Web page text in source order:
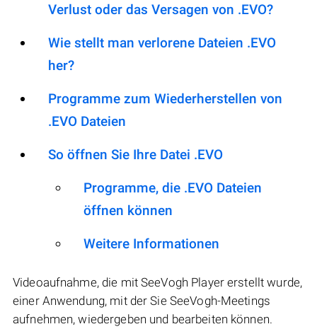
Verlust oder das Versagen von .EVO?
Wie stellt man verlorene Dateien .EVO
her?
Programme zum Wiederherstellen von
.EVO Dateien
So öffnen Sie Ihre Datei .EVO
Programme, die .EVO Dateien
öffnen können
Weitere Informationen
Videoaufnahme, die mit SeeVogh Player erstellt wurde,
einer Anwendung, mit der Sie SeeVogh-Meetings
aufnehmen, wiedergeben und bearbeiten können.